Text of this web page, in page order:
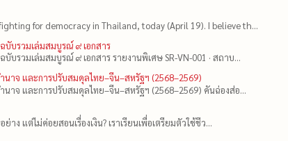
for democracy in Thailand, today (April 19). I believe th...
บับรวมเล่มสมบูรณ์ ๙ เอกสาร
รวมเล่มสมบูรณ์ ๙ เอกสาร รายงานพิเศษ SR-VN-001 · สถาบ...
าจ และการปรับสมดุลไทย–จีน–สหรัฐฯ (2568–2569)
าจ และการปรับสมดุลไทย–จีน–สหรัฐฯ (2568–2569) คันฉ่องส่อ...
ง แต่ไม่ค่อยสอนเรื่องเงิน? เราเรียนเพื่อเตรียมตัวใช้ชีว...